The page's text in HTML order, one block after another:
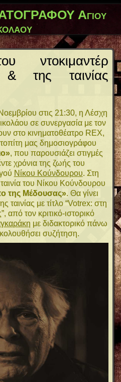
Αγίου
ντοκιμαντέρ
της ταινίας
στις 21:30, η Λέσχη
σε συνεργασία με τον
στο κινηματοθέατρο REX,
μας δημοσιογράφου
, που παρουσιάζει στιγμές
χρόνια της ζωής του
Νίκου Κούνδουρου. Στη
του Νίκου Κούνδουρου
της Μέδουσας». Θα γίνει
ταινίας με τίτλο “Votrex: στη
από τον κριτικό-ιστορικό
με διδακτορικό πάνω
συζήτηση.